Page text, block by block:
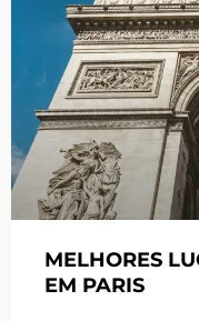
MELHORES
EM PARIS